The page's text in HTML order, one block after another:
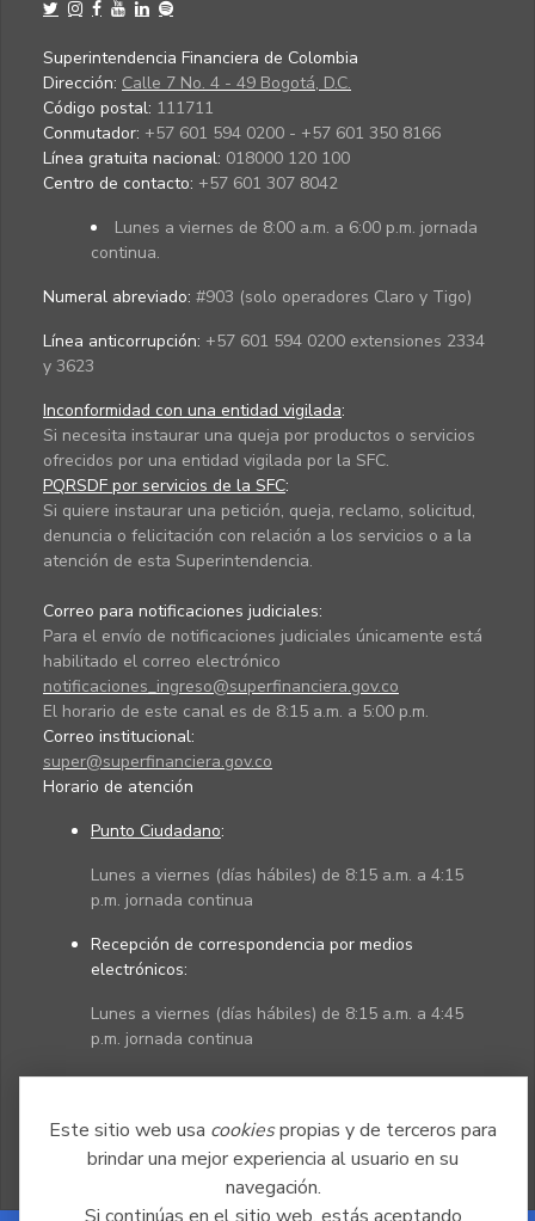
Este sitio web usa cookiespropias y de terceros para
brindar una mejor experiencia al usuario en su
navegación.
Superintendencia Financiera de Colombia
Dirección: Calle 7 No. 4 - 49 Bogotá, D.C.
Código postal: 111711
Conmutador: +57 601 594 0200 - +57 601 350 8166
Línea gratuita nacional: 018000 120 100
Centro de contacto: +57 601 307 8042
Lunes a viernes de 8:00 a.m. a 6:00 p.m. jornada
continua.
Numeral abreviado: #903 (solo operadores Claro y Tigo)
Línea anticorrupción: +57 601 594 0200 extensiones 2334
y 3623
Inconformidad con una entidad vigilada:
Si necesita instaurar una queja por productos o servicios
ofrecidos por una entidad vigilada por la SFC.
PQRSDF por servicios de la SFC:
Si quiere instaurar una petición, queja, reclamo, solicitud,
denuncia o felicitación con relación a los servicios o a la
atención de esta Superintendencia.
Correo para notificaciones judiciales:
Para el envío de notificaciones judiciales únicamente está
habilitado el correo electrónico
notificaciones_ingreso@superfinanciera.gov.co
El horario de este canal es de 8:15 a.m. a 5:00 p.m.
Correo institucional:
super@superfinanciera.gov.co
Horario de atención
Punto Ciudadano:
Lunes a viernes (días hábiles) de 8:15 a.m. a 4:15
p.m. jornada continua
Recepción de correspondencia por medios
electrónicos:
Lunes a viernes (días hábiles) de 8:15 a.m. a 4:45
p.m. jornada continua